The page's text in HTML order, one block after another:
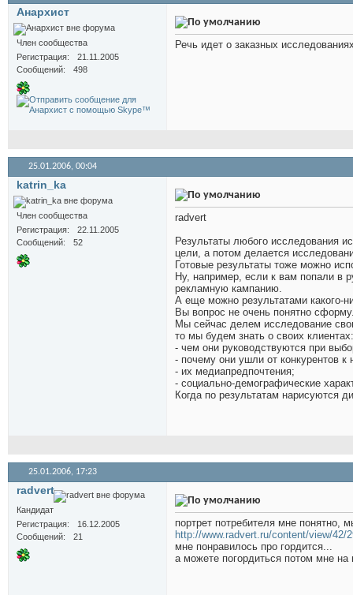
Анархист
Член сообщества
Регистрация
21.11.2005
Сообщений
498
Речь идет о заказных
25.01.2006, 00:04
katrin_ka
Член сообщества
Регистрация
22.11.2005
Сообщений
52
radvert
Результаты любого исследования
цели, а потом делается
Готовые результаты тоже можно
Ну, например, если к вам попали в
рекламную кампанию.
А еще можно результатами какого-
Вы вопрос не очень понятно
Мы сейчас делем исследование
то мы будем знать о своих клиентах:
- чем они руководствуются при
- почему они ушли от конкурентов к
- их медиапредпочтения;
- социально-демографические
Когда по результатам нарисуются
25.01.2006, 17:23
radvert
Кандидат
Регистрация
16.12.2005
Сообщений
21
портрет потребителя мне понятно,
http://www.radvert.ru/content/view/42/
мне понравилось про гордится...
а можете погордиться потом мне на